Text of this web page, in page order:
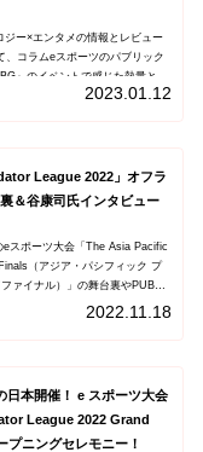
ー×エンタメの情報とレビュー
、コラムeスポーツのパブリック
』のイベントで感じた熱量とコ
ただきました。よろし...2023.01.12
League 2022」オフラ
＆谷康司氏インタビュー
スポーツ大会「The Asia Pacific
（アジア・パシフィック プ
ァイナル）」の舞台裏やPUBG
もお馴染みの谷康司氏のインタ
2022.11.18
日本開催！ e スポーツ大会
League 2022 Grand
ニングセレモニー！